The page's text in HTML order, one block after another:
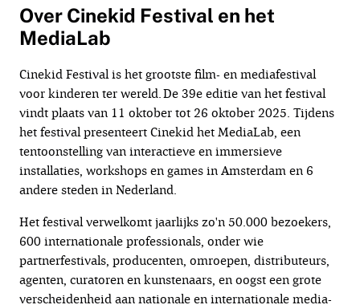
Over Cinekid Festival en het
MediaLab
Cinekid Festival is het grootste film- en mediafestival
voor kinderen ter wereld. De 39e editie van het festival
vindt plaats van 11 oktober tot 26 oktober 2025. Tijdens
het festival presenteert Cinekid het MediaLab, een
tentoonstelling van interactieve en immersieve
installaties, workshops en games in Amsterdam en 6
andere steden in Nederland.
Het festival verwelkomt jaarlijks zo'n 50.000 bezoekers,
600 internationale professionals, onder wie
partnerfestivals, producenten, omroepen, distributeurs,
agenten, curatoren en kunstenaars, en oogst een grote
verscheidenheid aan nationale en internationale media-